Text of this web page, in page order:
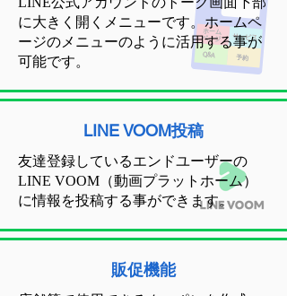
に大きく開くメニューです。ホームペ
ージのメニューのように活用する事が
可能です。
LINE VOOM投稿
友達登録しているエンドユーザーの
LINE VOOM（動画プラットホーム）
に情報を投稿する事ができます。
販促機能